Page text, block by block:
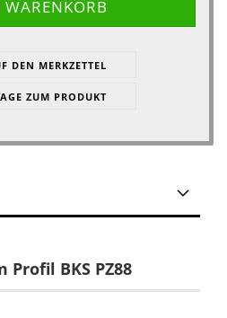
DEN MERKZETTEL
ZUM PRODUKT
Profil BKS PZ88